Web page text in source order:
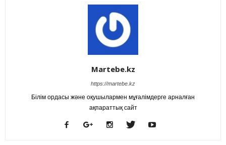
Martebe.kz
https://martebe.kz
Білім ордасы және оқушылармен мұғалімдерге арналған
ақпараттық сайт